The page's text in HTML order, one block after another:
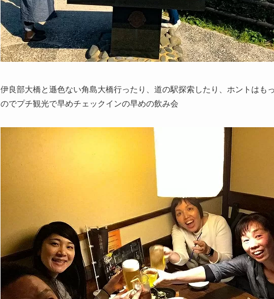
伊良部大橋と遜色ない角島大橋行ったり、道の駅探索したり、ホントはも
のでプチ観光で早めチェックインの早めの飲み会